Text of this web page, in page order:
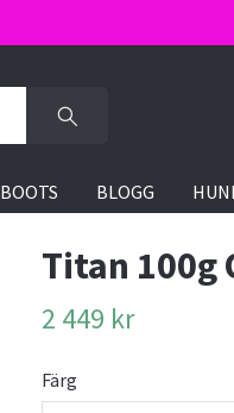
BOOTS BLOGG
Titan 100g
2 449 kr
Färg